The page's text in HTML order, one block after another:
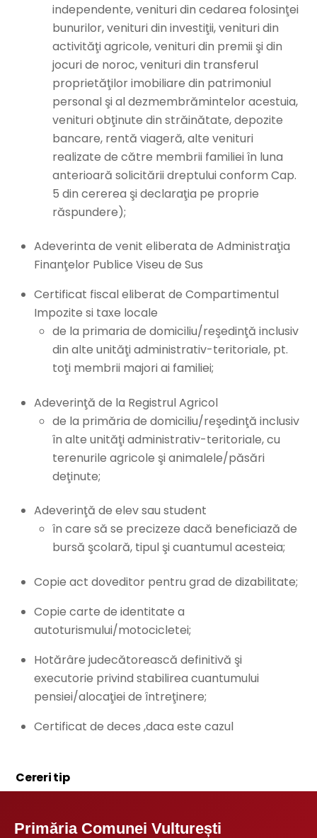
independente, venituri din cedarea folosinţei
bunurilor, venituri din investiţii, venituri din
activităţi agricole, venituri din premii şi din
jocuri de noroc, venituri din transferul
proprietăţilor imobiliare din patrimoniul
personal şi al dezmembrămintelor acestuia,
venituri obţinute din străinătate, depozite
bancare, rentă viageră, alte venituri
realizate de către membrii familiei în luna
anterioară solicitării dreptului conform Cap.
5 din cererea şi declaraţia pe proprie
răspundere);
Adeverinta de venit eliberata de Administraţia
Finanţelor Publice Viseu de Sus
Certificat fiscal eliberat de Compartimentul
Impozite si taxe locale
de la primaria de domiciliu/reşedinţă inclusiv
din alte unităţi administrativ-teritoriale, pt.
toţi membrii majori ai familiei;
Adeverinţă de la Registrul Agricol
de la primăria de domiciliu/reşedinţă inclusiv
în alte unităţi administrativ-teritoriale, cu
terenurile agricole şi animalele/păsări
deţinute;
Adeverinţă de elev sau student
în care să se precizeze dacă beneficiază de
bursă şcolară, tipul şi cuantumul acesteia;
Copie act doveditor pentru grad de dizabilitate;
Copie carte de identitate a
autoturismului/motocicletei;
Hotărâre judecătorească definitivă şi
executorie privind stabilirea cuantumului
pensiei/alocaţiei de întreţinere;
Certificat de deces ,daca este cazul
Cereri tip
Primăria Comunei Vulturești